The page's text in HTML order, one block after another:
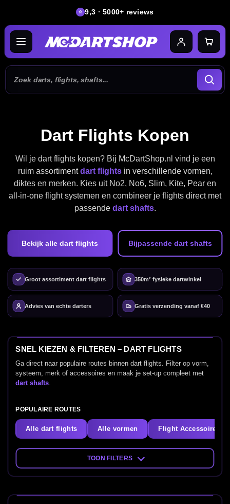
9,3 · 5000+ reviews
Dart Flights Kopen
Wil je dart flights kopen? Bij McDartShop.nl vind je een
ruim assortimentdart flightsin verschillende vormen,
diktes en merken. Kies uit No2, No6, Slim, Kite, Pear en
all-in-one flight systemen en combineer je flights direct met
passende dart shafts.
Bekijk alle dart flights Bijpassende dart shafts
Groot assortiment dart flights 350m² fysieke dartwinkel
Advies van echte darters Gratis verzending vanaf €40
SNEL KIEZEN & FILTEREN – DART FLIGHTS
Ga direct naar populaire routes binnen dart flights. Filter op vorm,
systeem, merk of accessoires en maak je set-up compleet met
dart shafts.
POPULAIRE ROUTES
Alle dart flights Alle vormen Flight Accessoires
TOON FILTERS